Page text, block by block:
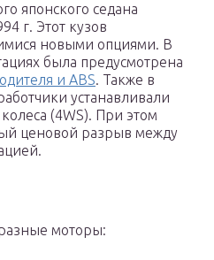
японского седана
г. Этот кузов
новыми опциями. В
была предусмотрена
и ABS. Также в
устанавливали
(4WS). При этом
ценовой разрыв между
моторы: